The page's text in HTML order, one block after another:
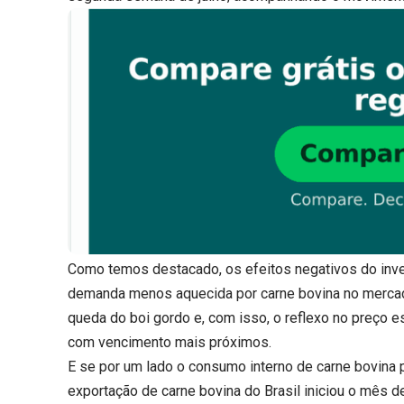
Como temos destacado, os efeitos negativos do
demanda menos aquecida por carne bovina no
queda do boi gordo e, com isso, o reflexo no preço
com vencimento mais próximos.
E se por um lado o consumo interno de carne
exportação de carne bovina do Brasil iniciou o mês